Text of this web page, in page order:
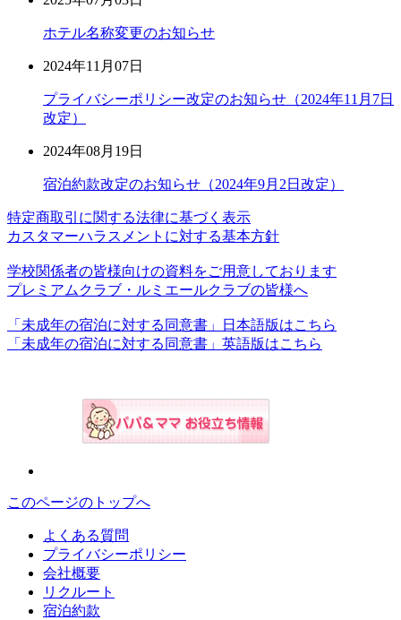
ホテル名称変更のお知らせ
2024年11月07日
プライバシーポリシー改定のお知らせ（2024年11月7日
改定）
2024年08月19日
宿泊約款改定のお知らせ（2024年9月2日改定）
特定商取引に関する法律に基づく表示
カスタマーハラスメントに対する基本方針
学校関係者の皆様向けの資料をご用意しております
プレミアムクラブ・ルミエールクラブの皆様へ
「未成年の宿泊に対する同意書」日本語版はこちら
「未成年の宿泊に対する同意書」英語版はこちら
このページのトップへ
よくある質問
プライバシーポリシー
会社概要
リクルート
宿泊約款